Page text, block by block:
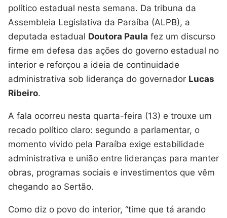
político estadual nesta semana. Da tribuna da
Assembleia Legislativa da Paraíba (ALPB), a
deputada estadual Doutora Paula fez um discurso
firme em defesa das ações do governo estadual no
interior e reforçou a ideia de continuidade
administrativa sob liderança do governador Lucas
Ribeiro.
A fala ocorreu nesta quarta-feira (13) e trouxe um
recado político claro: segundo a parlamentar, o
momento vivido pela Paraíba exige estabilidade
administrativa e união entre lideranças para manter
obras, programas sociais e investimentos que vêm
chegando ao Sertão.
Como diz o povo do interior, “time que tá arando